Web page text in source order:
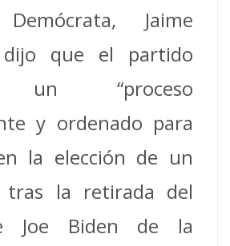
Jaime
dijo que el partido
un “proceso
y ordenado para
la elección de un
tras la retirada del
Joe Biden de la